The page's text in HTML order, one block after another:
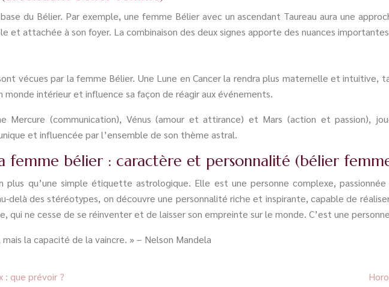
du Bélier. Par exemple, une femme Bélier avec un ascendant Taureau aura une
et attachée à son foyer. La combinaison des deux signes apporte des nuances
vécues par la femme Bélier. Une Lune en Cancer la rendra plus maternelle et intuitive,
monde intérieur et influence sa façon de réagir aux événements.
Mercure (communication), Vénus (amour et attirance) et Mars (action et passion),
et influencée par l’ensemble de son thème astral.
femme bélier : caractère et personnalité (bélier
plus qu’une simple étiquette astrologique. Elle est une personne complexe,
delà des stéréotypes, on découvre une personnalité riche et inspirante, capable de
qui ne cesse de se réinventer et de laisser son empreinte sur le monde. C’est une
la capacité de la vaincre. » – Nelson Mandela
: que prévoir ?